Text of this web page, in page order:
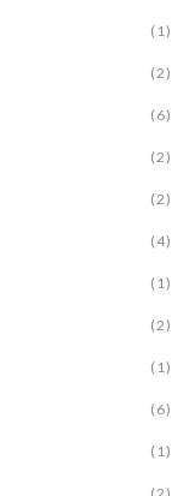
(1)
(2)
(6)
(2)
(2)
(4)
(1)
(2)
(1)
(6)
(1)